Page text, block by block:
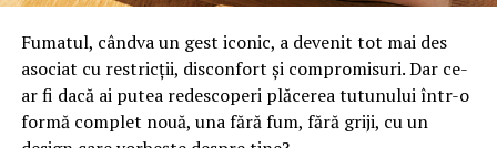
Fumatul, cândva un gest iconic, a devenit tot mai des
asociat cu restricții, disconfort și compromisuri. Dar ce-
ar fi dacă ai putea redescoperi plăcerea tutunului într-o
formă complet nouă, una fără fum, fără griji, cu un